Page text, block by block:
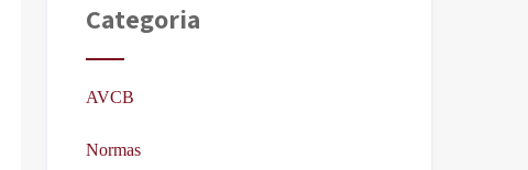
Categoria
AVCB
Normas